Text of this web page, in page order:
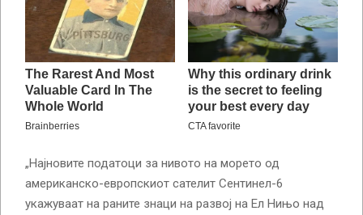
„Најновите податоци за нивото на морето од
американско-европскиот сателит Сентинел-6
укажуваат на раните знаци на развој на Ел Нињо над